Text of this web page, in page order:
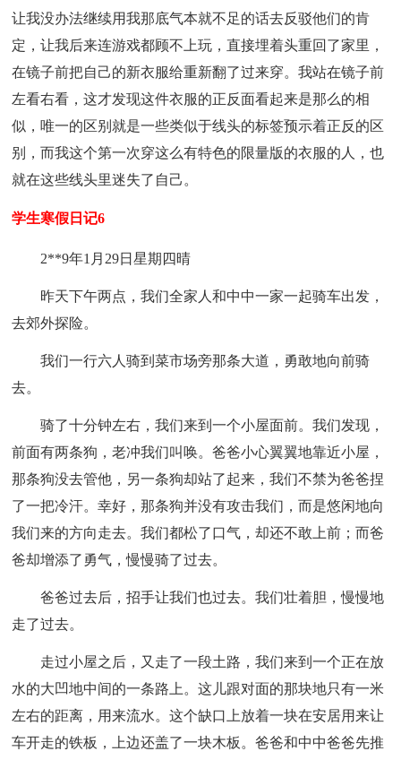
让我没办法继续用我那底气本就不足的话去反驳他们的肯
定，让我后来连游戏都顾不上玩，直接埋着头重回了家里，
在镜子前把自己的新衣服给重新翻了过来穿。我站在镜子前
左看右看，这才发现这件衣服的正反面看起来是那么的相
似，唯一的区别就是一些类似于线头的标签预示着正反的区
别，而我这个第一次穿这么有特色的限量版的衣服的人，也
就在这些线头里迷失了自己。
学生寒假日记6
2**9年1月29日星期四晴
昨天下午两点，我们全家人和中中一家一起骑车出发，
去郊外探险。
我们一行六人骑到菜市场旁那条大道，勇敢地向前骑
去。
骑了十分钟左右，我们来到一个小屋面前。我们发现，
前面有两条狗，老冲我们叫唤。爸爸小心翼翼地靠近小屋，
那条狗没去管他，另一条狗却站了起来，我们不禁为爸爸捏
了一把冷汗。幸好，那条狗并没有攻击我们，而是悠闲地向
我们来的方向走去。我们都松了口气，却还不敢上前；而爸
爸却增添了勇气，慢慢骑了过去。
爸爸过去后，招手让我们也过去。我们壮着胆，慢慢地
走了过去。
走过小屋之后，又走了一段土路，我们来到一个正在放
水的大凹地中间的一条路上。这儿跟对面的那块地只有一米
左右的距离，用来流水。这个缺口上放着一块在安居用来让
车开走的铁板，上边还盖了一块木板。爸爸和中中爸爸先推